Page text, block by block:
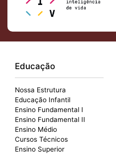
Educação
Nossa Estrutura
Educação Infantil
Ensino Fundamental I
Ensino Fundamental II
Ensino Médio
Cursos Técnicos
Ensino Superior